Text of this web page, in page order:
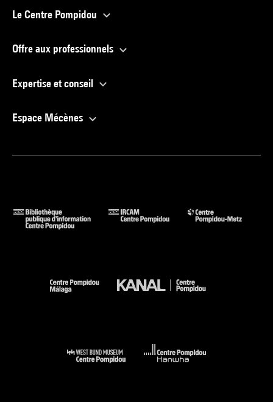
Le Centre Pompidou
Offre aux professionnels
Expertise et conseil
Espace Mécènes